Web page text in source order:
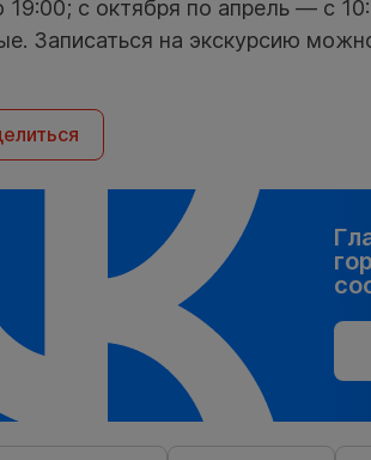
19:00; с октября по апрель — с
Записаться на экскурсию